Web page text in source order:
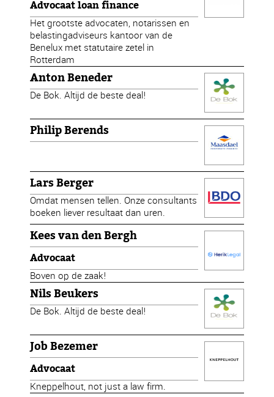
Advocaat loan finance
Het grootste advocaten, notarissen en
belastingadviseurs kantoor van de
Benelux met statutaire zetel in
Rotterdam
Anton Beneder
De Bok. Altijd de beste deal!
Philip Berends
Lars Berger
Omdat mensen tellen. Onze consultants
boeken liever resultaat dan uren.
Kees van den Bergh
Advocaat
Boven op de zaak!
Nils Beukers
De Bok. Altijd de beste deal!
Job Bezemer
Advocaat
Kneppelhout, not just a law firm.